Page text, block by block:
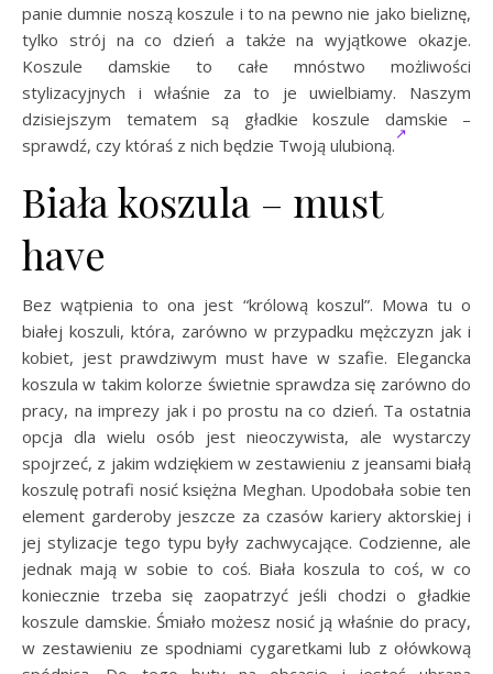
panie dumnie noszą koszule i to na pewno nie jako bieliznę,
tylko strój na co dzień a także na wyjątkowe okazje.
Koszule damskie to całe mnóstwo możliwości
stylizacyjnych i właśnie za to je uwielbiamy. Naszym
dzisiejszym tematem są gładkie koszule damskie –
sprawdź, czy któraś z nich będzie Twoją ulubioną.
Biała koszula – must
have
Bez wątpienia to ona jest “królową koszul”. Mowa tu o
białej koszuli, która, zarówno w przypadku mężczyzn jak i
kobiet, jest prawdziwym must have w szafie. Elegancka
koszula w takim kolorze świetnie sprawdza się zarówno do
pracy, na imprezy jak i po prostu na co dzień. Ta ostatnia
opcja dla wielu osób jest nieoczywista, ale wystarczy
spojrzeć, z jakim wdziękiem w zestawieniu z jeansami białą
koszulę potrafi nosić księżna Meghan. Upodobała sobie ten
element garderoby jeszcze za czasów kariery aktorskiej i
jej stylizacje tego typu były zachwycające. Codzienne, ale
jednak mają w sobie to coś. Biała koszula to coś, w co
koniecznie trzeba się zaopatrzyć jeśli chodzi o gładkie
koszule damskie. Śmiało możesz nosić ją właśnie do pracy,
w zestawieniu ze spodniami cygaretkami lub z ołówkową